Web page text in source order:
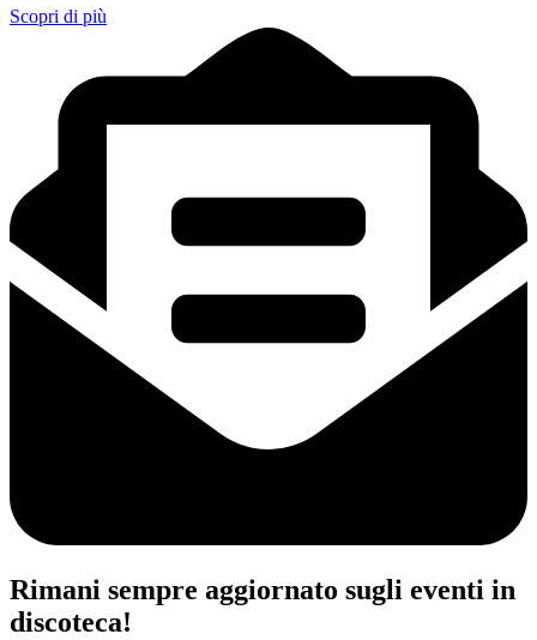
Scopri di più
Rimani sempre aggiornato sugli eventi in
discoteca!